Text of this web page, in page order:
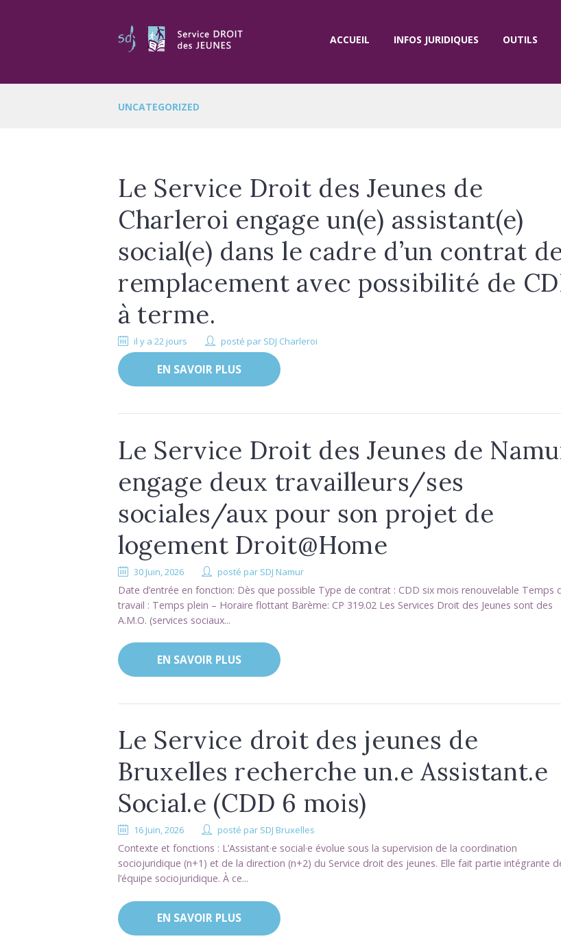
ACCUEIL INFOS JURIDIQUES OUTILS
UNCATEGORIZED
Le Service Droit des Jeunes de
Charleroi engage un(e) assistant(e)
social(e) dans le cadre d’un contrat
remplacement avec possibilité de
à terme.
il y a 22 jours posté par SDJ Charleroi
EN SAVOIR PLUS
Le Service Droit des Jeunes de
engage deux travailleurs/ses
sociales/aux pour son projet de
logement Droit@Home
30 Juin, 2026 posté par SDJ Namur
Date d’entrée en fonction: Dès que possible Type de contrat : CDD six mois renouvelable Temps
travail : Temps plein – Horaire flottant Barème: CP 319.02 Les Services Droit des Jeunes sont des
A.M.O. (services sociaux...
EN SAVOIR PLUS
Le Service droit des jeunes de
Bruxelles recherche un.e Assistant.e
Social.e (CDD 6 mois)
16 Juin, 2026 posté par SDJ Bruxelles
Contexte et fonctions : L’Assistant·e social·e évolue sous la supervision de la coordination
sociojuridique (n+1) et de la direction (n+2) du Service droit des jeunes. Elle fait partie intégrante
l’équipe sociojuridique. À ce...
EN SAVOIR PLUS